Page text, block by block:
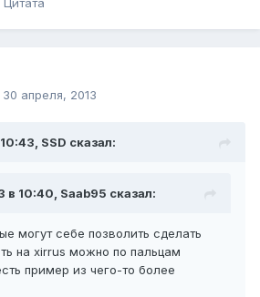
Цитата
30 апреля, 2013
SSD сказал:
в 10:40, Saab95 сказал:
могут себе позволить сделать
на xirrus можно по пальцам
пример из чего-то более